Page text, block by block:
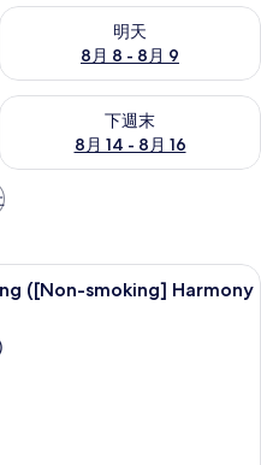
明天
8月 8 - 8月 9
查看明天 (8月 8 - 8月 9) 的供
況
下週末
8月 14 - 8月 16
查看下週末 (8月 14 - 8月 16)
羽絨被、舒適加層、迷你吧、客房內保
([Non-smoking] Harmony